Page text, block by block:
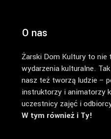
O nas
Żarski Dom Kultury to nie
wydarzenia kulturalne.
nasz też tworzą ludzie –
instruktorzy i animatorzy
uczestnicy zajęć i
W tym również i Ty!